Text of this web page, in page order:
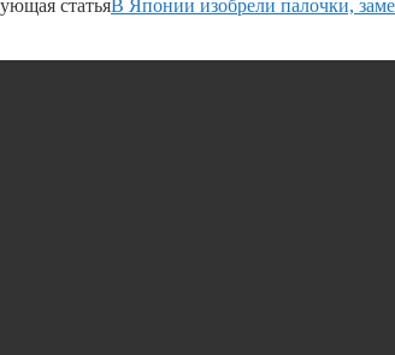
статьяВ Японии изобрели палочки,